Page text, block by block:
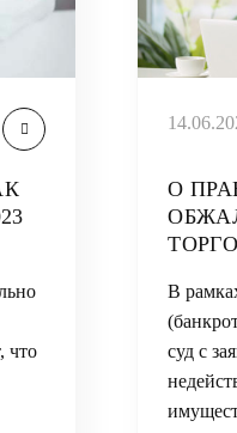
что
О
В
суд с